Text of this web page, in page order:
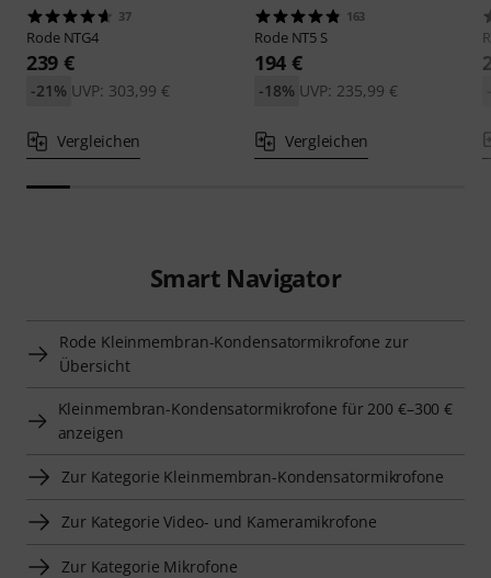
37
Rode NTG4
239 €
UVP: 303,99 €
-21%
Vergleichen
163
Rode NT5 S
194 €
UVP: 235,99 €
-18%
Vergleichen
Smart Navigator
Rode Kleinmembran-Kondensatormikrofone zur
Übersicht
Kleinmembran-Kondensatormikrofone für 200 €–300 €
anzeigen
Zur Kategorie Kleinmembran-Kondensatormikrofone
Zur Kategorie Video- und Kameramikrofone
Zur Kategorie Mikrofone